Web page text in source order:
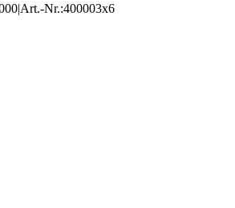
|Art.-Nr.:400003x6